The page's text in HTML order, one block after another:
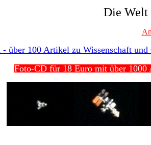
Die Welt
- über 100 Artikel zu Wissenschaft
Foto-CD für 18 Euro mit über